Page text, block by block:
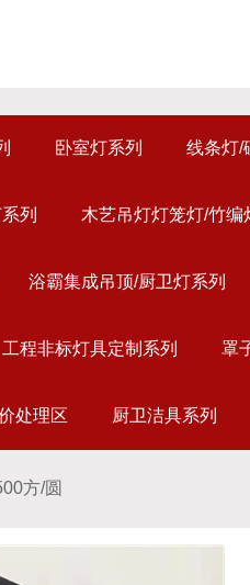
卧室灯系列 线条灯/
列 木艺吊灯灯笼灯/竹编
浴霸集成吊顶/厨卫灯系列
工程非标灯具定制系列 罩
处理区 厨卫洁具系列
方/圆